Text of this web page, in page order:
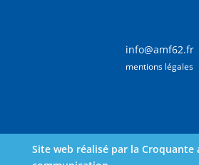
info@amf62.fr
mentions légales
Site web réalisé par la Croquante